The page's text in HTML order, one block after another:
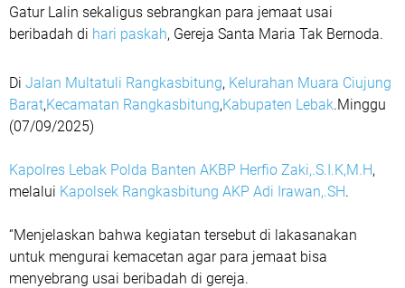
Gatur Lalin sekaligus sebrangkan para jemaat usai
beribadah di hari paskah, Gereja Santa Maria Tak Bernoda.
Di Jalan Multatuli Rangkasbitung, Kelurahan Muara Ciujung
Barat,Kecamatan Rangkasbitung,Kabupaten Lebak.Minggu
(07/09/2025)
Kapolres Lebak Polda Banten AKBP Herfio Zaki,.S.I.K,M.H,
melalui Kapolsek Rangkasbitung AKP Adi Irawan,.SH.
“Menjelaskan bahwa kegiatan tersebut di lakasanakan
untuk mengurai kemacetan agar para jemaat bisa
menyebrang usai beribadah di gereja.